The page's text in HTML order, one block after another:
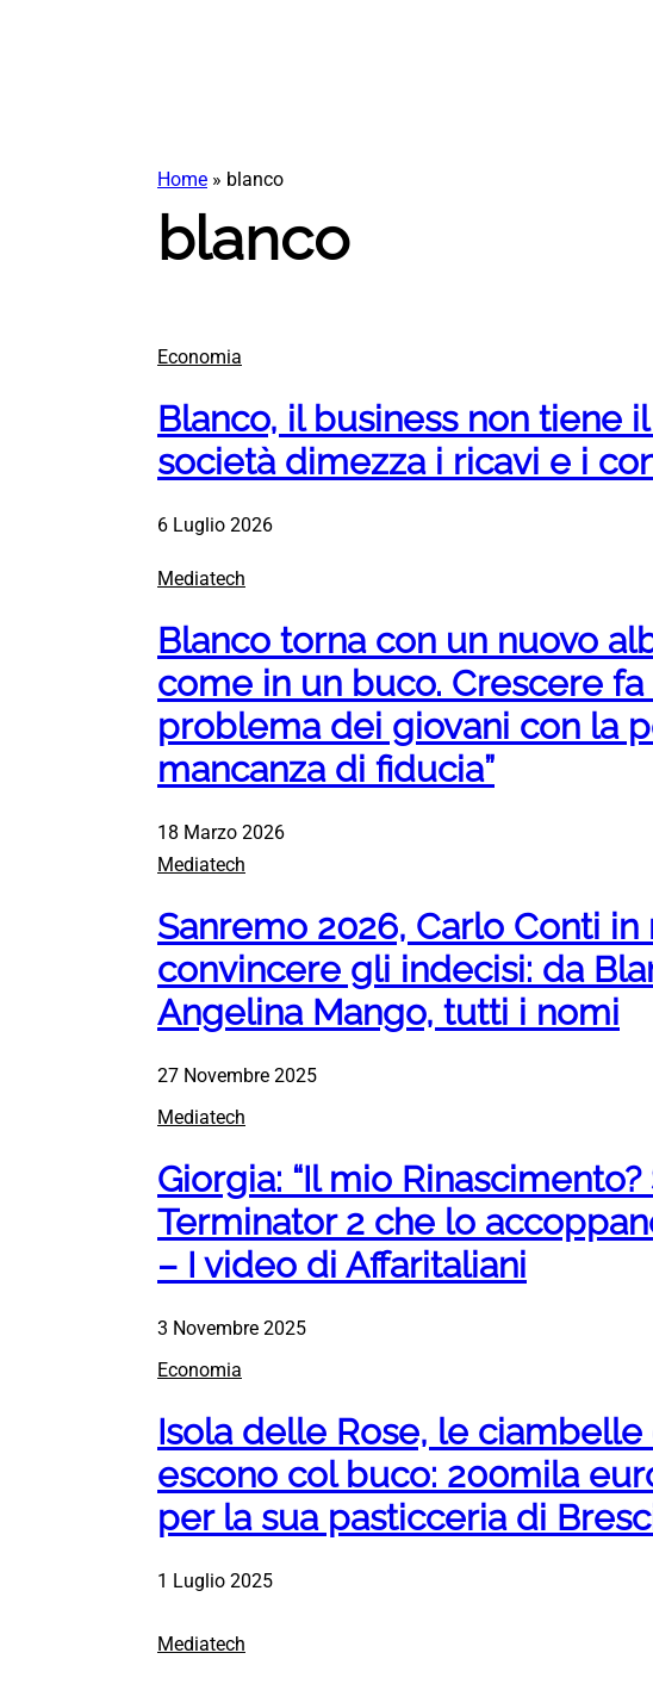
Home » blanco
blanco
Economia
Blanco, il business non tiene
società dimezza i ricavi e i
6 Luglio 2026
Mediatech
Blanco torna con un nuovo
come in un buco. Crescere fa
problema dei giovani con la
mancanza di fiducia”
18 Marzo 2026
Mediatech
Sanremo 2026, Carlo Conti
convincere gli indecisi: da
Angelina Mango, tutti i nomi
27 Novembre 2025
Mediatech
Giorgia: “Il mio
Terminator 2 che lo
– I video di Affaritaliani
3 Novembre 2025
Economia
Isola delle Rose, le
escono col buco: 200mila
per la sua pasticceria di
1 Luglio 2025
Mediatech